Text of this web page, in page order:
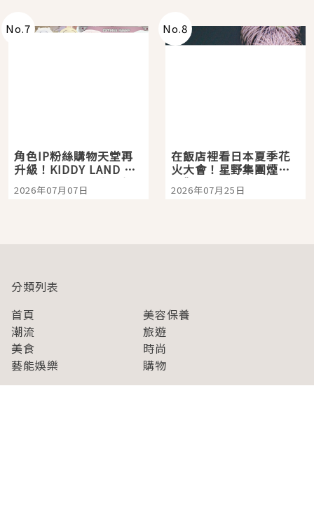
No.7
角色IP粉絲購物天堂再
升級！KIDDY LAND 原
宿店吉伊卡哇迎客，新
開幕 OMOKADO 店3分
2026年07月07日
No.8
在飯店裡看日本夏季花
火大會！星野集團煙火
景觀飯店6選，讓你不用
人擠人悠閒欣賞
2026年07月25日
分類列表
首頁
美容保養
潮流
旅遊
美食
時尚
藝能娛樂
購物